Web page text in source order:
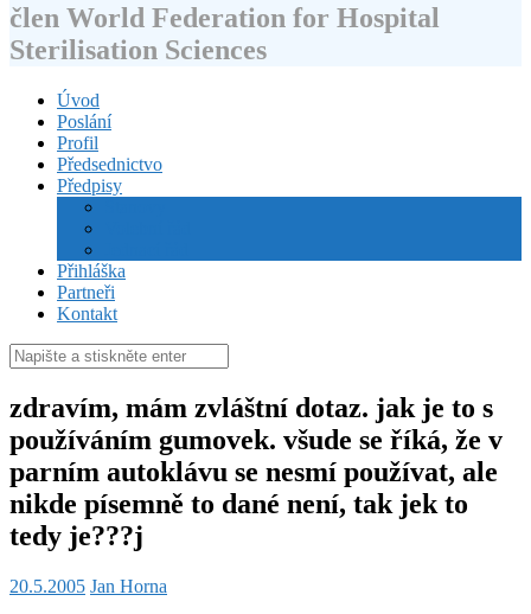
člen World Federation for Hospital
Sterilisation Sciences
Úvod
Poslání
Profil
Předsednictvo
Předpisy
Přihláška
Partneři
Kontakt
Hledat:
zdravím, mám zvláštní dotaz. jak je to s
používáním gumovek. všude se říká, že v
parním autoklávu se nesmí používat, ale
nikde písemně to dané není, tak jek to
tedy je???j
20.5.2005 Jan Horna